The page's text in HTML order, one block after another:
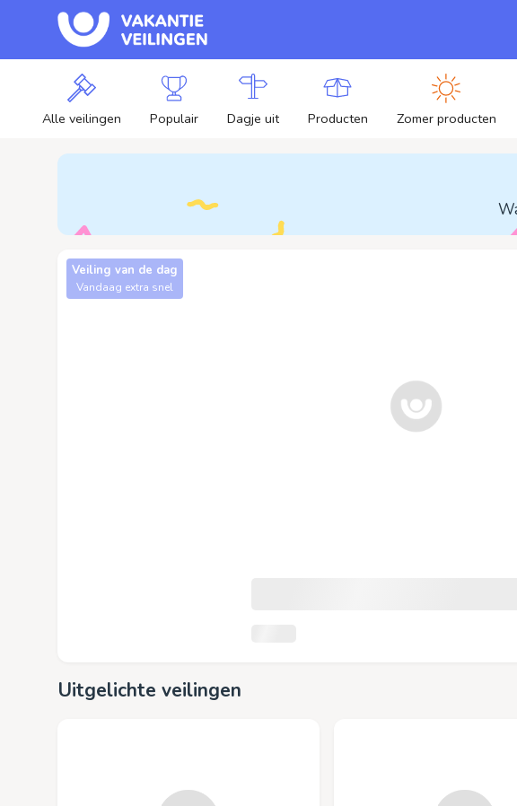
Alle veilingen Populair Dagje uit Producten Zomer producten
Veiling van de dag
Vandaag extra snel
Uitgelichte veilingen